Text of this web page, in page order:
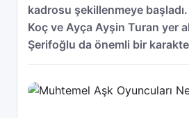
kadrosu şekillenmeye
Koç ve Ayça Ayşin Turan yer
Şerifoğlu da önemli bir